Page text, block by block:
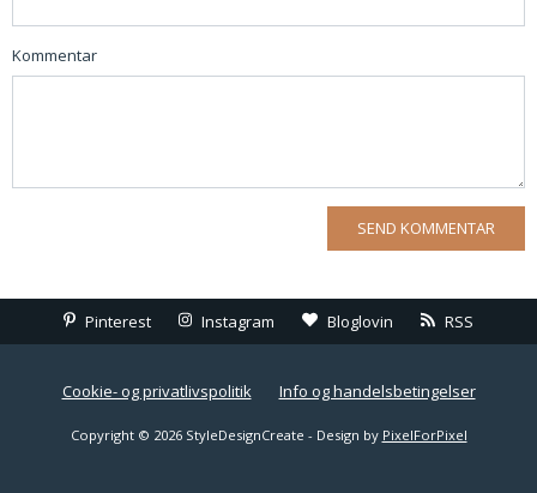
Kommentar
Pinterest Instagram Bloglovin RSS
Cookie- og privatlivspolitik Info og handelsbetingelser
Copyright © 2026 StyleDesignCreate - Design by PixelForPixel